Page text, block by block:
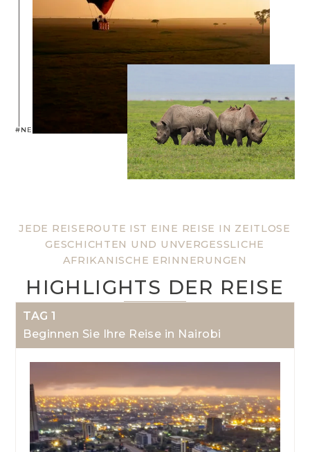
#NEPTUNEXPERIENCE
JEDE REISEROUTE IST EINE REISE IN ZEITLOSE
GESCHICHTEN UND UNVERGESSLICHE
AFRIKANISCHE ERINNERUNGEN
HIGHLIGHTS DER REISE
TAG 1
Beginnen Sie Ihre Reise in Nairobi